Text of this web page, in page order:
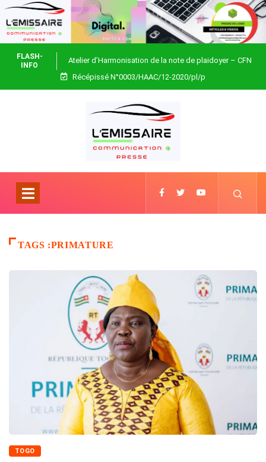
FLASH-
INFO
Atelier d’Harmonisation de la note de plaidoyer – CFN
Togo
Récépissé N°0003/HAAC/12-2020/pl/p
TAGS :PRIMATURE
TOGO